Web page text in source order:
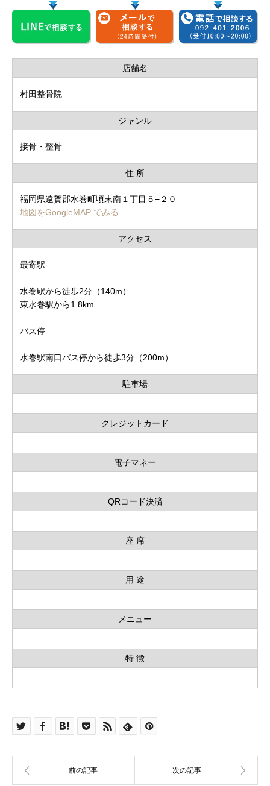
店舗名
村田整骨院
ジャンル
接骨・整骨
住 所
福岡県遠賀郡水巻町頃末南１丁目５−２０
地図をGoogleMAP でみる
アクセス
最寄駅
水巻駅から徒歩2分（140m）
東水巻駅から1.8km
バス停
水巻駅南口バス停から徒歩3分（200m）
駐車場
クレジットカード
電子マネー
QRコード決済
座 席
用 途
メニュー
特 徴